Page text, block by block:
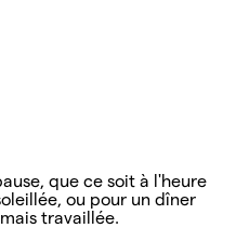
que ce soit à l'heure
ou pour un dîner
travaillée.